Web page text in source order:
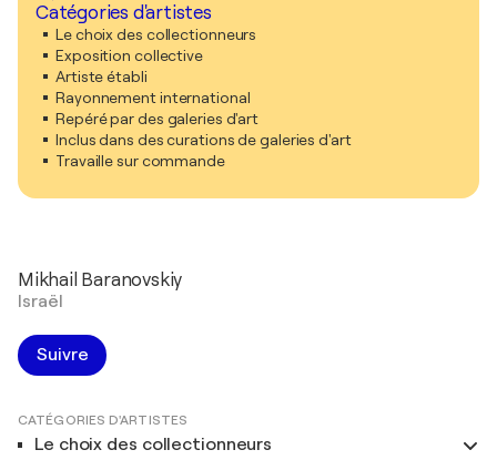
Catégories d'artistes
Le choix des collectionneurs
Exposition collective
Artiste établi
Rayonnement international
Repéré par des galeries d'art
Inclus dans des curations de galeries d'art
Travaille sur commande
Mikhail Baranovskiy
Israël
Suivre
CATÉGORIES D'ARTISTES
Le choix des collectionneurs